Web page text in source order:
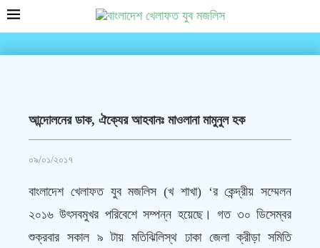
আন্দোলনের ডাক, ঐক্যের আহবানঃ মাওলানা মামুনুল হক
০৯/০১/২০১৭
বাংলাদেশ খেলাফত যুব মজলিস (খ শাখা) ‘র কেন্দ্রীয় সম্মেলন
২০১৬ উৎসবমুখর পরিবেশে সম্পন্ন হয়েছে। গত ৩০ ডিসেম্বর
শুক্রবার সকাল ৯ টায় মতিঝিলিস্থ ঢাকা জেলা ক্রীড়া সমিতি